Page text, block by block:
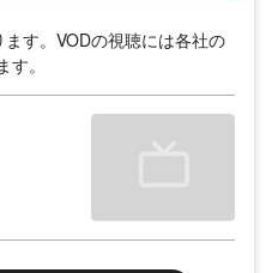
す。VODの視聴には各社の
。